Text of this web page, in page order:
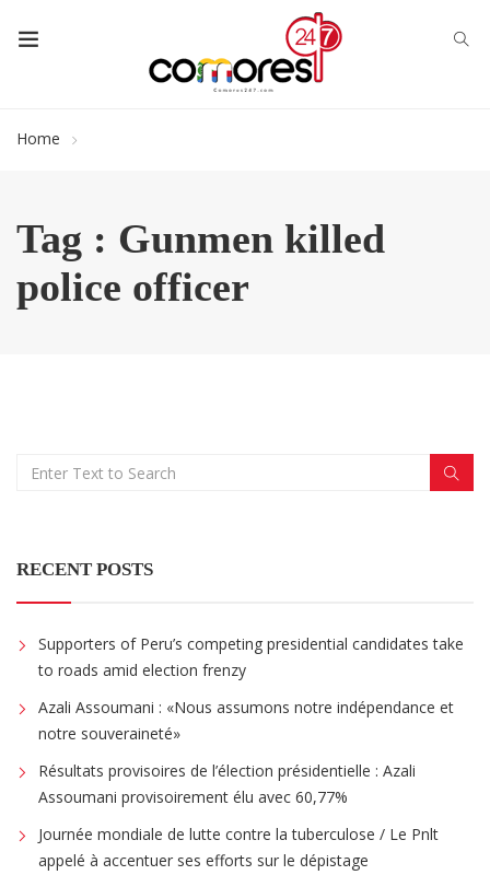
Home
Tag : Gunmen killed
police officer
RECENT POSTS
Supporters of Peru’s competing presidential candidates take
to roads amid election frenzy
Azali Assoumani : «Nous assumons notre indépendance et
notre souveraineté»
Résultats provisoires de l’élection présidentielle : Azali
Assoumani provisoirement élu avec 60,77%
Journée mondiale de lutte contre la tuberculose / Le Pnlt
appelé à accentuer ses efforts sur le dépistage